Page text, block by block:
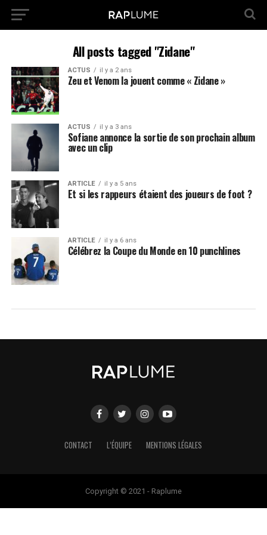
All posts tagged "Zidane"
ACTUS il y a 2 ans
Zeu et Venom la jouent comme « Zidane »
ACTUS il y a 3 ans
Sofiane annonce la sortie de son prochain album
avec un clip
ARTICLE il y a 5 ans
Et si les rappeurs étaient des joueurs de foot ?
ARTICLE il y a 6 ans
Célébrez la Coupe du Monde en 10 punchlines
CONTACT L’ÉQUIPE MENTIONS LÉGALES
Copyright © 2021 - Raplume